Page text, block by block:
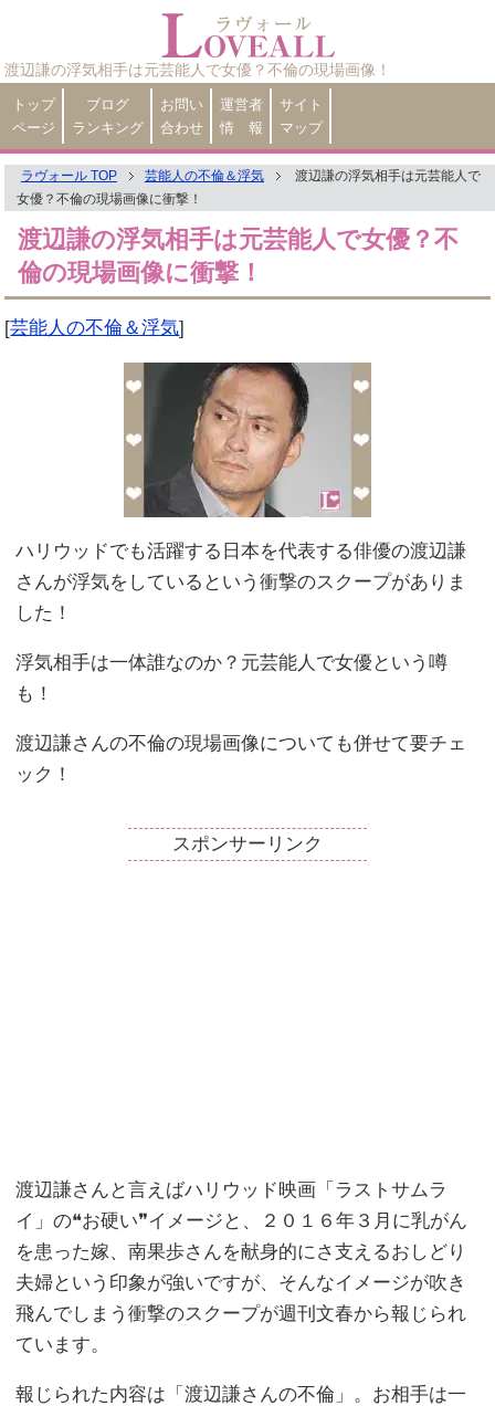
渡辺謙の浮気相手は元芸能人で女優？不倫の現場画像！
トップ
ページ
ブログ
ランキング
お問い
合わせ
運営者
情 報
サイト
マップ
ラヴォール TOP 芸能人の不倫＆浮気
渡辺謙の浮気相手は元芸能人で
女優？不倫の現場画像に衝撃！
渡辺謙の浮気相手は元芸能人で女優？不
倫の現場画像に衝撃！
[芸能人の不倫＆浮気]
ハリウッドでも活躍する日本を代表する俳優の渡辺謙
さんが浮気をしているという衝撃のスクープがありま
した！
浮気相手は一体誰なのか？元芸能人で女優という噂
も！
渡辺謙さんの不倫の現場画像についても併せて要チェ
ック！
スポンサーリンク
渡辺謙さんと言えばハリウッド映画「ラストサムラ
イ」の❝お硬い❞イメージと、２０１６年３月に乳がん
を患った嫁、南果歩さんを献身的にさ支えるおしどり
夫婦という印象が強いですが、そんなイメージが吹き
飛んでしまう衝撃のスクープが週刊文春から報じられ
ています。
報じられた内容は「渡辺謙さんの不倫」。お相手は一